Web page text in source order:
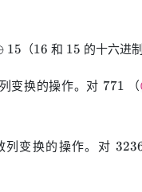
15 （16
16 和 15
15 的十六进
变换的操作。对 771
771 （
列变换的操作。对